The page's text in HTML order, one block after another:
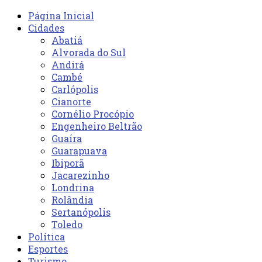
Página Inicial
Cidades
Abatiá
Alvorada do Sul
Andirá
Cambé
Carlópolis
Cianorte
Cornélio Procópio
Engenheiro Beltrão
Guaíra
Guarapuava
Ibiporã
Jacarezinho
Londrina
Rolândia
Sertanópolis
Toledo
Política
Esportes